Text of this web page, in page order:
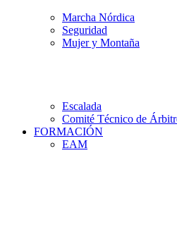
Marcha Nórdica
Seguridad
Mujer y Montaña
Escalada
Comité Técnico de
FORMACIÓN
EAM